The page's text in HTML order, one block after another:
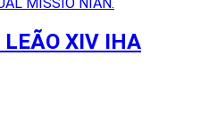
LEÃO XIV IHA